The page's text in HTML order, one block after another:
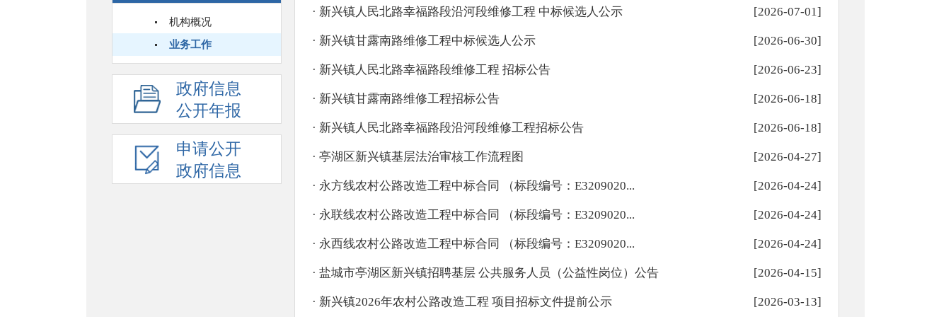
机构概况
业务工作
政府信息
公开年报
申请公开
政府信息